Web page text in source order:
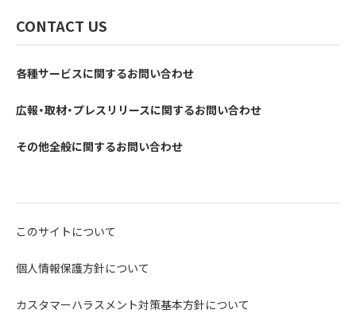
CONTACT US
各種サービスに関するお問い合わせ
広報・取材・プレスリリースに関するお問い合わせ
その他全般に関するお問い合わせ
このサイトについて
個人情報保護方針について
カスタマーハラスメント対策基本方針について